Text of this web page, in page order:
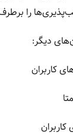
را
کاربران